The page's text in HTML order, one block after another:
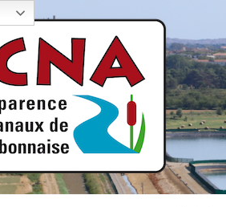
de la narbonnaise